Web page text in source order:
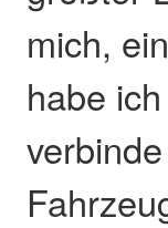
mich,
habe